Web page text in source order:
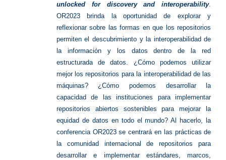
unlocked for discovery and interoperability.
OR2023 brinda la oportunidad de explorar y
reflexionar sobre las formas en que los repositorios
permiten el descubrimiento y la interoperabilidad de
la información y los datos dentro de la red
estructurada de datos.
¿Cómo podemos utilizar
mejor los repositorios para la interoperabilidad de las
máquinas?
¿Cómo podemos desarrollar la
capacidad de las instituciones para implementar
repositorios abiertos sostenibles para mejorar la
equidad de datos en todo el mundo? Al hacerlo, la
conferencia OR2023 se centrará en las prácticas de
la comunidad internacional de repositorios para
desarrollar e implementar estándares, marcos,